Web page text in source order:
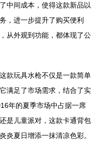
中间成本，使得这款新品以
，进一步提升了购买便利
从外观到功能，都体现了公
款玩具水枪不仅是一款简单
满足了市场需求，结合了实
年的夏季市场中占据一席
是儿童派对，这款卡通背包
炎夏日增添一抹清凉色彩。